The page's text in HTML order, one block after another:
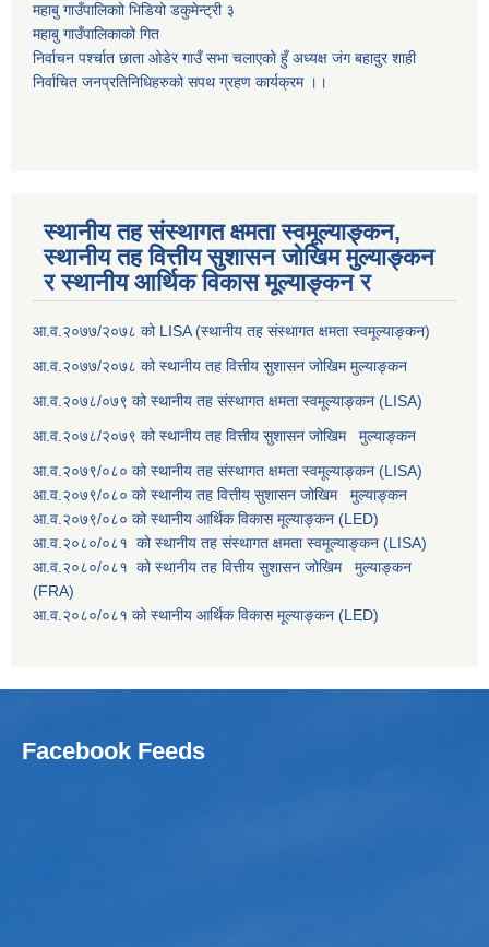
महाबु गाउँपालिकाो भिडियो डकुमेन्ट्री ३
महाबु गाउँपालिकाको गित
निर्वाचन पर्श्चात छाता ओडेर गाउँ सभा चलाएको हुँ अध्यक्ष जंग बहादुर शाही
निर्वाचित जनप्रतिनिधिहरुको सपथ ग्रहण कार्यक्रम ।।
स्थानीय तह संस्थागत क्षमता स्वमूल्याङ्कन,
स्थानीय तह वित्तीय सुशासन जोखिम मुल्याङ्कन
र स्थानीय आर्थिक विकास मूल्याङ्कन र
आ.व.२०७७/२०७८ को LISA (स्थानीय तह संस्थागत क्षमता स्वमूल्याङ्कन)
आ.व.२०७७/२०७८ को स्थानीय तह वित्तीय सुशासन जोखिम मुल्याङ्कन
आ.व.२०७८/०७९ को स्थानीय तह संस्थागत क्षमता स्वमूल्याङ्कन (LISA)
आ.व.२०७८/२०७९ को स्थानीय तह वित्तीय सुशासन जोखिम मुल्याङ्कन
आ.व.२०७९/०८० को स्थानीय तह संस्थागत क्षमता स्वमूल्याङ्कन (LISA)
आ.व.२०७९/०८० को स्थानीय तह वित्तीय सुशासन जोखिम मुल्याङ्कन
आ.व.२०७९/०८० को स्थानीय आर्थिक विकास मूल्याङ्कन (LED)
आ.व.२०८०/०८१ को स्थानीय तह संस्थागत क्षमता स्वमूल्याङ्कन (LISA)
आ.व.२०८०/०८१ को स्थानीय तह वित्तीय सुशासन जोखिम मुल्याङ्कन
(FRA)
आ.व.२०८०/०८१ को स्थानीय आर्थिक विकास मूल्याङ्कन (LED)
Facebook Feeds